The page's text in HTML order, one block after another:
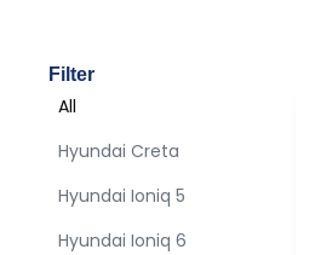
Filter
Hyundai Creta
Hyundai Ioniq 5
Hyundai Ioniq 6
All